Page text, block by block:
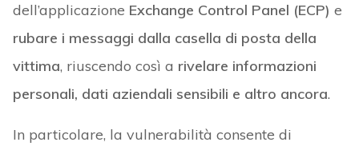
dell’applicazione Exchange Control Panel (ECP) e
rubare i messaggi dalla casella di posta della
vittima, riuscendo così a rivelare informazioni
personali, dati aziendali sensibili e altro ancora.
In particolare, la vulnerabilità consente di